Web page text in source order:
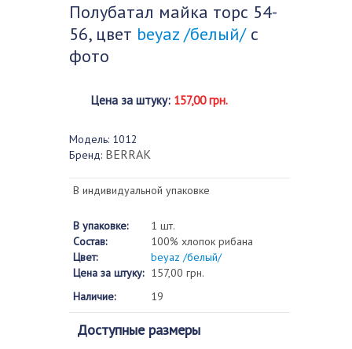
Полубатал майка торс 54-
56, цвет beyaz /белый/с
фото
Цена за штуку: 157,00 грн.
Модель: 1012
Бренд: BERRAK
В индивидуальной упаковке
В упаковке:
1 шт.
Состав:
100% хлопок рибана
Цвет:
beyaz /белый/
Цена за штуку: 157,00 грн.
Наличие:
19
Доступные размеры